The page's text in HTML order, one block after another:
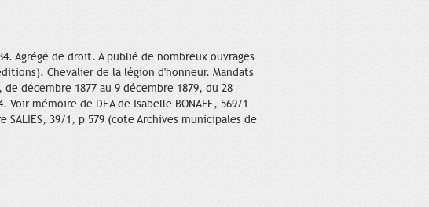
Agrégé de droit. A publié de nombreux ouvrages
Chevalier de la légion d'honneur. Mandats
décembre 1877 au 9 décembre 1879, du 28
mémoire de DEA de Isabelle BONAFE, 569/1
39/1, p 579 (cote Archives municipales de